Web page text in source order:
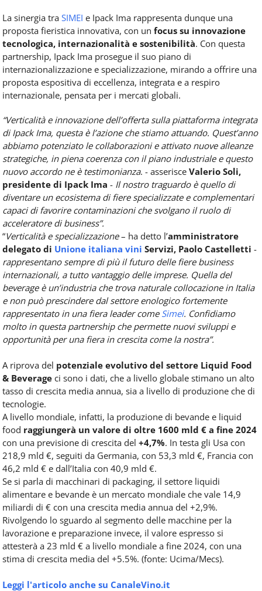
La sinergia tra SIMEI e Ipack Ima rappresenta dunque una
proposta fieristica innovativa, con un focus su innovazione
tecnologica, internazionalità e sostenibilità. Con questa
partnership, Ipack Ima prosegue il suo piano di
internazionalizzazione e specializzazione, mirando a offrire una
proposta espositiva di eccellenza, integrata e a respiro
internazionale, pensata per i mercati globali.
“Verticalità e innovazione dell’offerta sulla piattaforma integrata
di Ipack Ima, questa è l’azione che stiamo attuando. Quest’anno
abbiamo potenziato le collaborazioni e attivato nuove alleanze
strategiche, in piena coerenza con il piano industriale e questo
nuovo accordo ne è testimonianza. - asserisce Valerio Soli,
presidente di Ipack Ima - Il nostro traguardo è quello di
diventare un ecosistema di fiere specializzate e complementari
capaci di favorire contaminazioni che svolgano il ruolo di
acceleratore di business”.
“Verticalità e specializzazione– ha detto l’amministratore
delegato di Unione italiana vini Servizi, Paolo Castelletti -
rappresentano sempre di più il futuro delle fiere business
internazionali, a tutto vantaggio delle imprese. Quella del
beverage è un’industria che trova naturale collocazione in Italia
e non può prescindere dal settore enologico fortemente
rappresentato in una fiera leader come Simei. Confidiamo
molto in questa partnership che permette nuovi sviluppi e
opportunità per una fiera in crescita come la nostra”.
A riprova del potenziale evolutivo del settore Liquid Food
& Beverage ci sono i dati, che a livello globale stimano un alto
tasso di crescita media annua, sia a livello di produzione che di
tecnologie.
A livello mondiale, infatti, la produzione di bevande e liquid
food raggiungerà un valore di oltre 1600 mld € a fine 2024
con una previsione di crescita del +4,7%. In testa gli Usa con
218,9 mld €, seguiti da Germania, con 53,3 mld €, Francia con
46,2 mld € e dall’Italia con 40,9 mld €.
Se si parla di macchinari di packaging, il settore liquidi
alimentare e bevande è un mercato mondiale che vale 14,9
miliardi di € con una crescita media annua del +2,9%.
Rivolgendo lo sguardo al segmento delle macchine per la
lavorazione e preparazione invece, il valore espresso si
attesterà a 23 mld € a livello mondiale a fine 2024, con una
stima di crescita media del +5.5%. (fonte: Ucima/Mecs).
Leggi l'articolo anche su CanaleVino.it